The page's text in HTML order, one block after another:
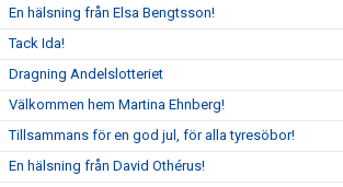
En hälsning från Elsa Bengtsson!
Tack Ida!
Dragning Andelslotteriet
Välkommen hem Martina Ehnberg!
Tillsammans för en god jul, för alla tyresöbor!
En hälsning från David Othérus!